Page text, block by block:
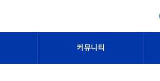
커뮤니티